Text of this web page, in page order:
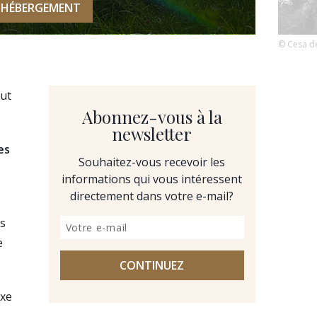
© Cesa
Abonnez-vous à la
newsletter
Souhaitez-vous recevoir les
informations qui vous intéressent
directement dans votre e-mail?
CONTINUEZ